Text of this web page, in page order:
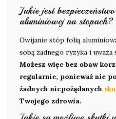
Jakie jest
aluminiowej na stopach?
Owijanie stóp folią
sobą żadnego ryzyka i uważa
Możesz więc bez obaw
regularnie, ponieważ nie
żadnych niepożądanych
Twojego zdrowia.